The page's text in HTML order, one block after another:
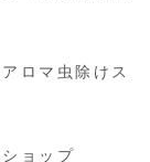
ロマ虫除けス
ョップ